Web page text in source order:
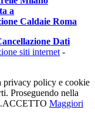
a
Caldaie Roma
Dati
siti internet-
privacy policy e cookie
Proseguendo nella
ACCETTO Maggiori